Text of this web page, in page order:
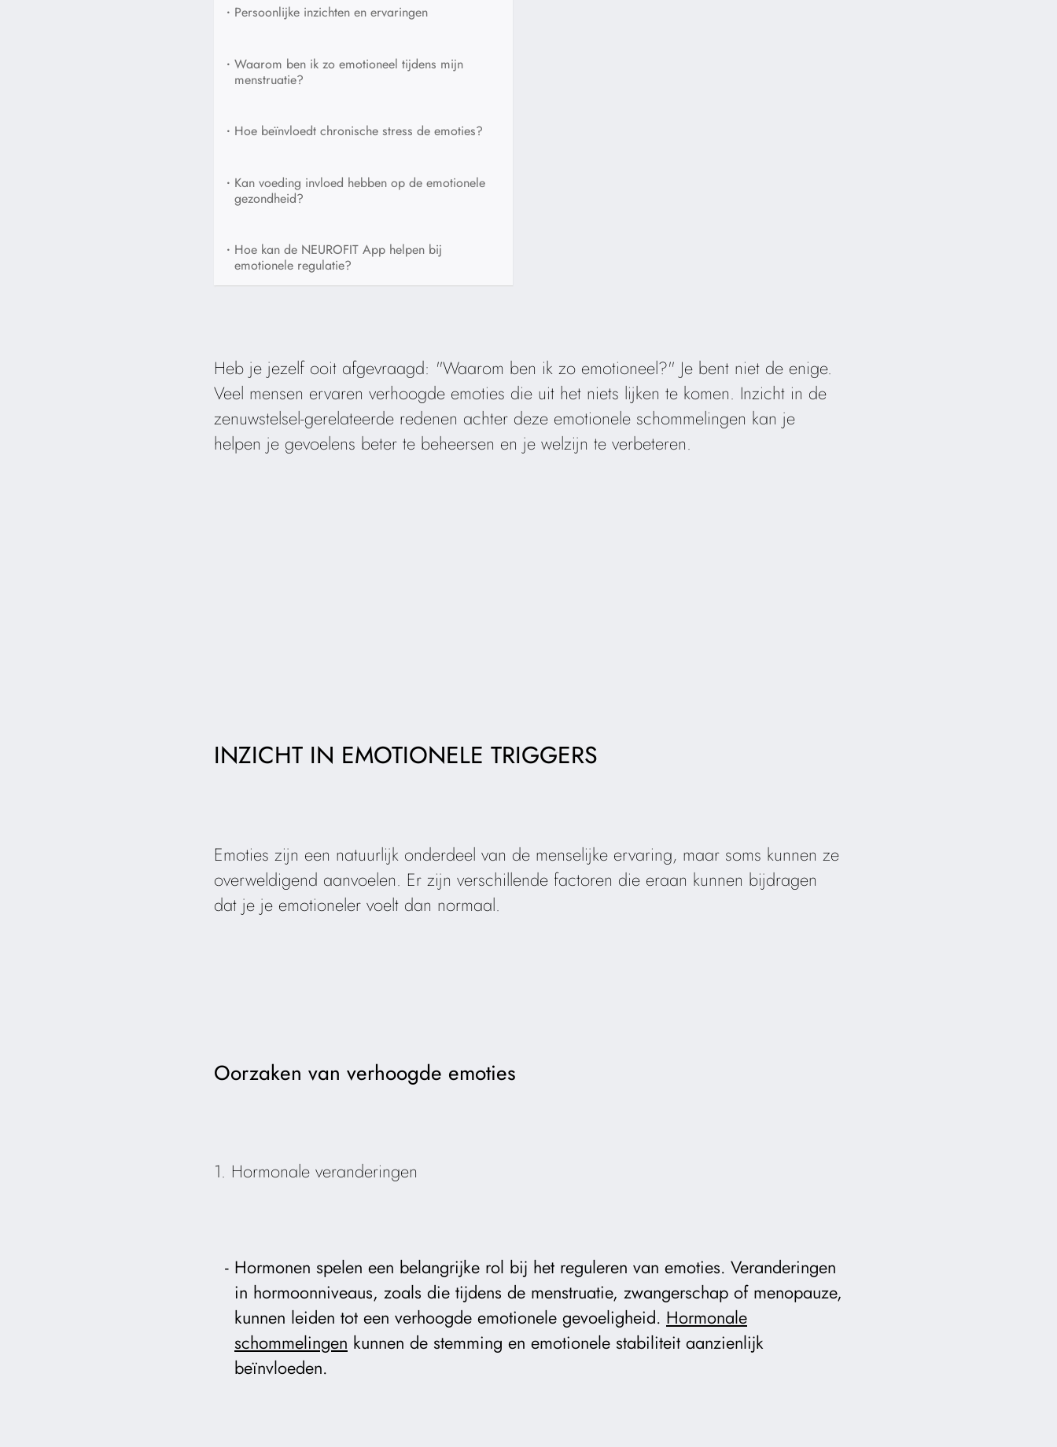
• Persoonlijke inzichten en ervaringen
• Waarom ben ik zo emotioneel tijdens mijn
menstruatie?
• Hoe beïnvloedt chronische stress de emoties?
• Kan voeding invloed hebben op de emotionele
gezondheid?
• Hoe kan de NEUROFIT App helpen bij
emotionele regulatie?
Heb je jezelf ooit afgevraagd: "Waarom ben ik zo emotioneel?" Je bent niet de enige.
Veel mensen ervaren verhoogde emoties die uit het niets lijken te komen. Inzicht in de
zenuwstelsel-gerelateerde redenen achter deze emotionele schommelingen kan je
helpen je gevoelens beter te beheersen en je welzijn te verbeteren.
INZICHT IN EMOTIONELE TRIGGERS
Emoties zijn een natuurlijk onderdeel van de menselijke ervaring, maar soms kunnen ze
overweldigend aanvoelen. Er zijn verschillende factoren die eraan kunnen bijdragen
dat je je emotioneler voelt dan normaal.
Oorzaken van verhoogde emoties
1. Hormonale veranderingen
Hormonen spelen een belangrijke rol bij het reguleren van emoties. Veranderingen
in hormoonniveaus, zoals die tijdens de menstruatie, zwangerschap of menopauze,
kunnen leiden tot een verhoogde emotionele gevoeligheid. Hormonale
schommelingen kunnen de stemming en emotionele stabiliteit aanzienlijk
beïnvloeden.